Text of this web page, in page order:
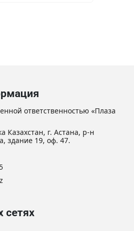
ответственностью «Плаза
Казахстан, г. Астана, р-н
здание 19, оф. 47.
сетях